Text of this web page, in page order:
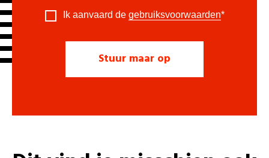
Ik aanvaard de gebruiksvoorwaarden*